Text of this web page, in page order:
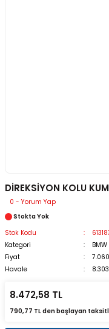
DİREKSİYON KOLU
0 - Yorum Yap
Stokta Yok
Stok Kodu
Kategori
Fiyat
Havale
8.472,58 TL
790,77 TL den başlayan